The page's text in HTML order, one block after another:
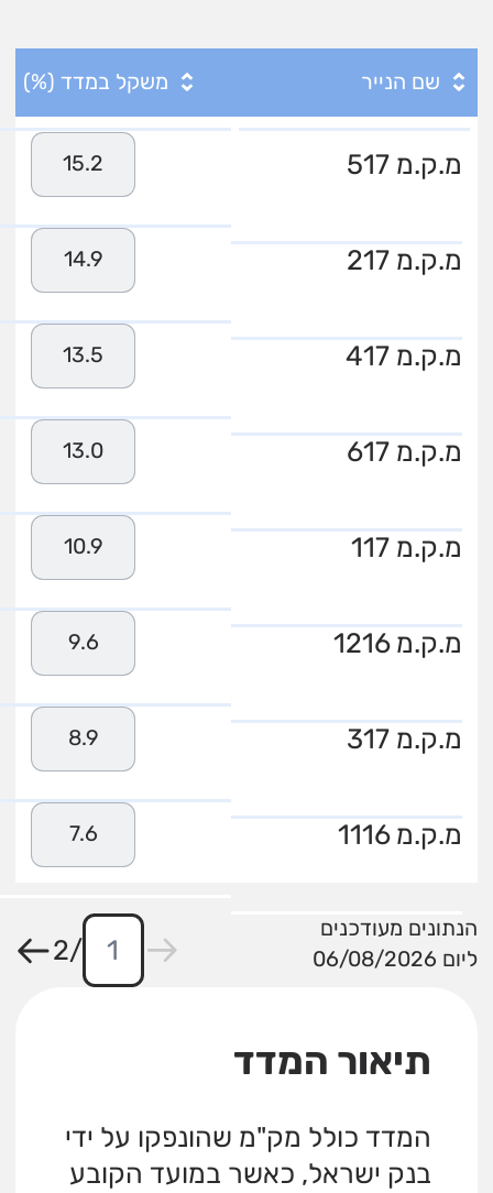
שם הנייר משקל במדד (%)
מ.ק.מ 517 15.2
מ.ק.מ 217 14.9
מ.ק.מ 417 13.5
מ.ק.מ 617 13.0
מ.ק.מ 117 10.9
מ.ק.מ 1216 9.6
מ.ק.מ 317 8.9
מ.ק.מ 1116 7.6
הנתונים מעודכנים
ליום 06/08/2026
/
2
תיאור המדד
המדד כולל מק"מ שהונפקו על ידי
בנק ישראל, כאשר במועד הקובע